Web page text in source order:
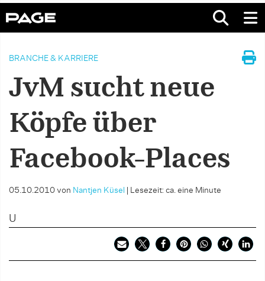
BRANCHE & KARRIERE
JvM sucht neue
Köpfe über
Facebook-Places
05.10.2010 von Nantjen Küsel Lesezeit: ca. eine Minute
U